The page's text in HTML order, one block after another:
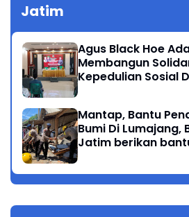
Jatim
Agus Black Hoe
Membangun
Kepedulian Sosial
Mantap, Bantu
Bumi Di Lumajang,
Jatim berikan